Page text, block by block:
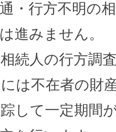
・行方不明の
進みません。
続人の行方調
は不在者の財
して一定期間